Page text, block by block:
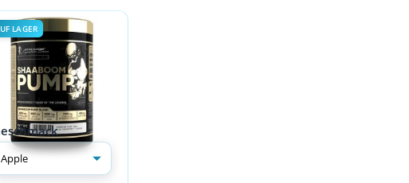
LAGER